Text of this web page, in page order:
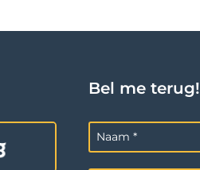
Bel me terug!